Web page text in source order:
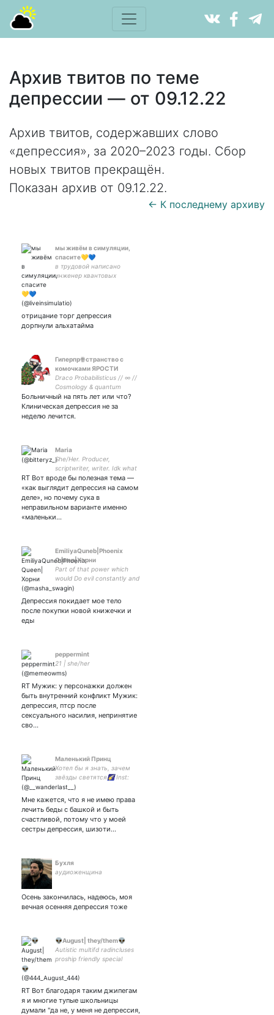
Архив твитов по теме
депрессии — от 09.12.22
Архив твитов, содержавших слово
«депрессия», за 2020–2023 годы. Сбор
новых твитов прекращён.
Показан архив от 09.12.22.
← К последнему архиву
мы живём в симуляции,
спасите💛💙
в трудовой написано
инженер квантовых
отрицание торг депрессия
дорпнули альхатайма
Гиперпрꙮстранство с
комочками ЯРОСТИ
Draco Probabilisticus // ∞ //
Cosmology & quantum
physics // Transhumanist
egalitarian sentient slime //
Cavity containing a
Больничный на пять лет или что?
Клиническая депрессия не за
неделю лечится.
Maria
She/Her. Producer,
scriptwriter, writer. Idk what
I'm doing with my life. Either
something terrible or
something completely
incredible.
RT Вот вроде бы полезная тема —
«как выглядит депрессия на самом
деле», но почему сука в
неправильном варианте именно
«маленьки…
EmiliyaQuneb|Phoenix
Queen|Хорни
Part of that power which
would Do evil constantly and
constantly does good.
Депрессия покидает мое тело
после покупки новой книжечки и
еды
peppermint
21 | she/her
RT Мужик: у персонажки должен
быть внутренний конфликт Мужик:
депрессия, птср после
сексуального насилия, непринятие
сво…
Маленький Принц
Хотел бы я знать, зачем
звёзды светятся🌠 Inst:
your_saliiph
Мне кажется, что я не имею права
лечить беды с башкой и быть
счастливой, потому что у моей
сестры депрессия, шизоти…
Бухля
аудиоженщина
Осень закончилась, надеюсь, моя
вечная осенняя депрессия тоже
👽August| they/them👽
Autistic multifd radincluses
proship friendly special
characters, monsters,
and scary 🍙🍙🍙
RT Вот благодаря таким джипегам
я и многие тупые школьницы
думали "да не, у меня не депрессия,